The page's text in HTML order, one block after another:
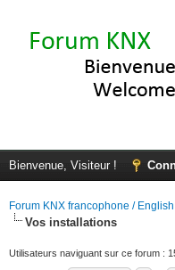
Bienvenue, Visiteur !
Forum KNX francophone /
Vos installations
Utilisateurs naviguant sur ce forum :